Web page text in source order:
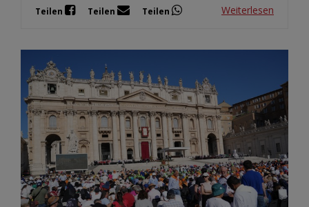
Teilen Teilen Teilen Weiterlesen